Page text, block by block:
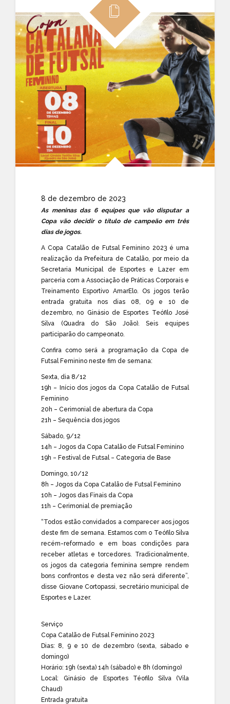
8 de dezembro de 2023
As meninas das 6 equipes que vão disputar a
Copa vão decidir o título de campeão em três
dias de jogos.
A Copa Catalão de Futsal Feminino 2023 é uma
realização da Prefeitura de Catalão, por meio da
Secretaria Municipal de Esportes e Lazer em
parceria com a Associação de Práticas Corporais e
Treinamento Esportivo AmarElo. Os jogos terão
entrada gratuita nos dias 08, 09 e 10 de
dezembro, no Ginásio de Esportes Teófilo José
Silva (Quadra do São João). Seis equipes
participarão do campeonato.
Confira como será a programação da Copa de
Futsal Feminino neste fim de semana:
Sexta, dia 8/12
19h – Início dos jogos da Copa Catalão de Futsal
Feminino
20h – Cerimonial de abertura da Copa
21h – Sequência dos jogos
Sábado, 9/12
14h – Jogos da Copa Catalão de Futsal Feminino
19h – Festival de Futsal – Categoria de Base
Domingo, 10/12
8h – Jogos da Copa Catalão de Futsal Feminino
10h – Jogos das Finais da Copa
11h – Cerimonial de premiação
“Todos estão convidados a comparecer aos jogos
deste fim de semana. Estamos com o Teófilo Silva
recém-reformado e em boas condições para
receber atletas e torcedores. Tradicionalmente,
os jogos da categoria feminina sempre rendem
bons confrontos e desta vez não será diferente”,
disse Giovane Cortopassi, secretário municipal de
Esportes e Lazer.
Serviço
Copa Catalão de Futsal Feminino 2023
Dias: 8, 9 e 10 de dezembro (sexta, sábado e
domingo)
Horário: 19h (sexta) 14h (sábado) e 8h (domingo)
Local: Ginásio de Esportes Téofilo Silva (Vila
Chaud)
Entrada gratuita